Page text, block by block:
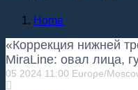
Home
«Коррекция нижней
MiraLine: овал лица,
05 2024 11:00 Europe/